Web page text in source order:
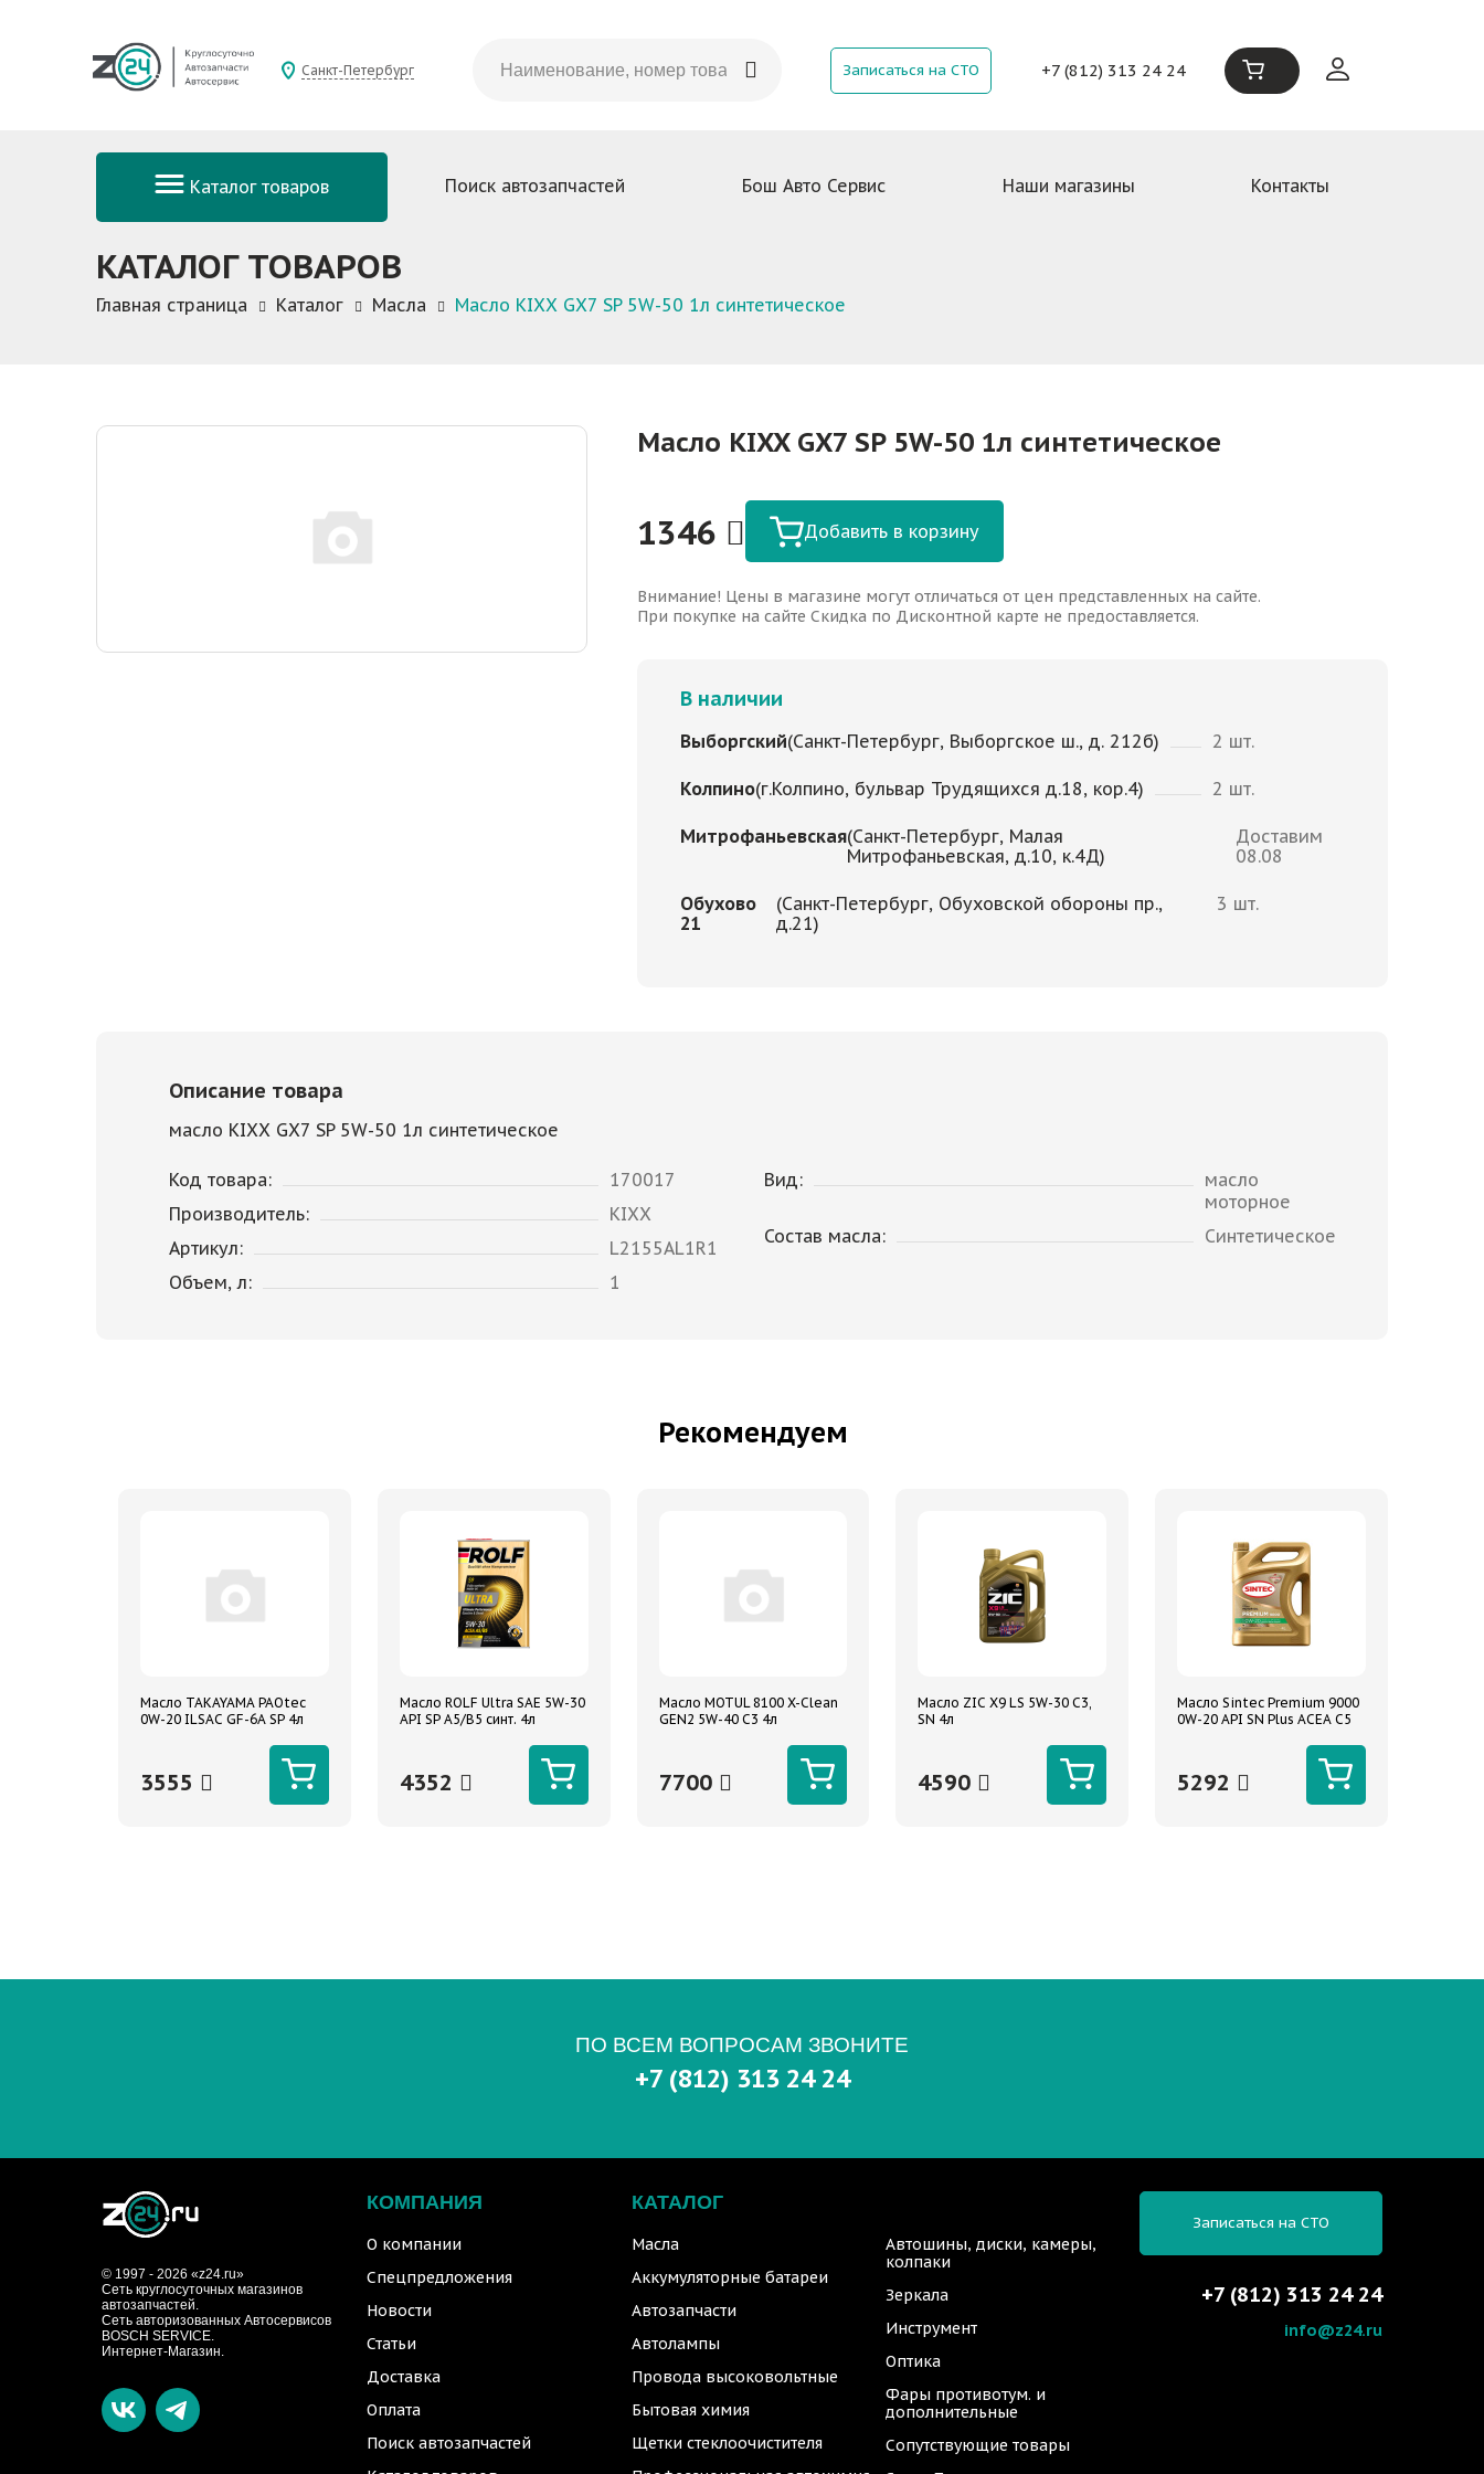
Санкт-Петербург Записаться на СТО +7 (812) 313 24 24
Каталог товаров Поиск автозапчастей Бош Авто Сервис Наши магазины Контакты
КАТАЛОГ ТОВАРОВ
Главная страница Каталог Масла Масло KIXX GX7 SP 5W-50 1л синтетическое
Масло KIXX GX7 SP 5W-50 1л синтетическое
1346 Добавить в корзину
Внимание! Цены в магазине могут отличаться от цен представленных на сайте.
При покупке на сайте Скидка по Дисконтной карте не предоставляется.
В наличии
Выборгский(Санкт-Петербург, Выборгское ш., д. 212б) 2 шт.
Колпино(г.Колпино, бульвар Трудящихся д.18, кор.4) 2 шт.
Митрофаньевская(Санкт-Петербург, Малая
Митрофаньевская, д.10, к.4Д)
Доставим
08.08
Обухово
21
(Санкт-Петербург, Обуховской обороны пр.,
д.21)
3 шт.
Описание товара
масло KIXX GX7 SP 5W-50 1л синтетическое
Код товара:
170017
Производитель:
KIXX
Артикул:
L2155AL1R1
Объем, л:
1
Вид:
масло
моторное
Состав масла:
Синтетическое
Рекомендуем
Масло TAKAYAMA PAOtec
0W-20 ILSAC GF-6A SP 4л
3555
Масло ROLF Ultra SAE 5W-30
API SP A5/B5 синт. 4л
4352
Масло MOTUL 8100 X-Clean
GEN2 5W-40 C3 4л
7700
Масло ZIC X9 LS 5W-30 C3,
SN 4л
4590
Масло Sintec Premium 9000
0W-20 API SN Plus ACEA C5
5292
ПО ВСЕМ ВОПРОСАМ ЗВОНИТЕ
+7 (812) 313 24 24
© 1997 - 2026 «z24.ru»
Cеть круглосуточных магазинов
автозапчастей.
Сеть авторизованных Автосервисов
BOSCH SERVICE.
Интернет-Магазин.
КОМПАНИЯ
О компании
Спецпредложения
Новости
Статьи
Доставка
Оплата
Поиск автозапчастей
КАТАЛОГ
Масла
Аккумуляторные батареи
Автозапчасти
Автолампы
Провода высоковольтные
Бытовая химия
Щетки стеклоочистителя
Автошины, диски, камеры,
колпаки
Зеркала
Инструмент
Оптика
Фары противотум. и
дополнительные
Сопутствующие товары
Записаться на СТО
+7 (812) 313 24 24
info@z24.ru